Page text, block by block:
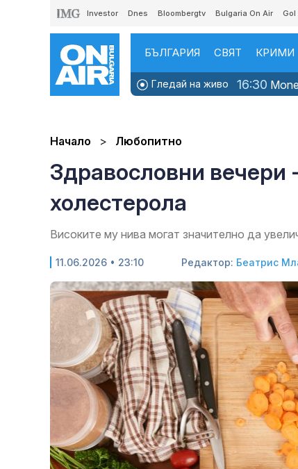
Investor Dnes Bloombergtv Bulgaria On Air Gol
БЪЛГАРИЯ СВЯТ КРИМИ
Гледай на живо 16:30
Начало Любопитно
Здравословни
холестерола
Високите му нива могат значително да
11.06.2026 • 23:10 Редактор: Беатрис